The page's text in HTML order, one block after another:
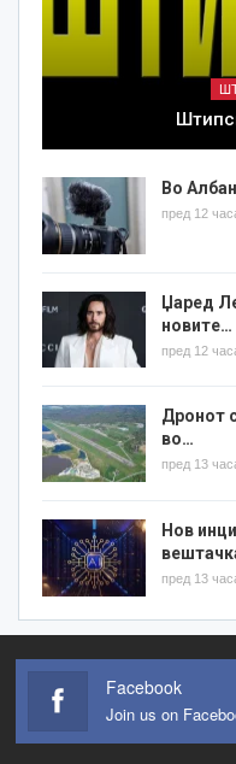
Во
пред 12
Џаред
новите…
пред 12
Дронот
во…
пред 13
Нов
пред 13
Facebook
Join us on